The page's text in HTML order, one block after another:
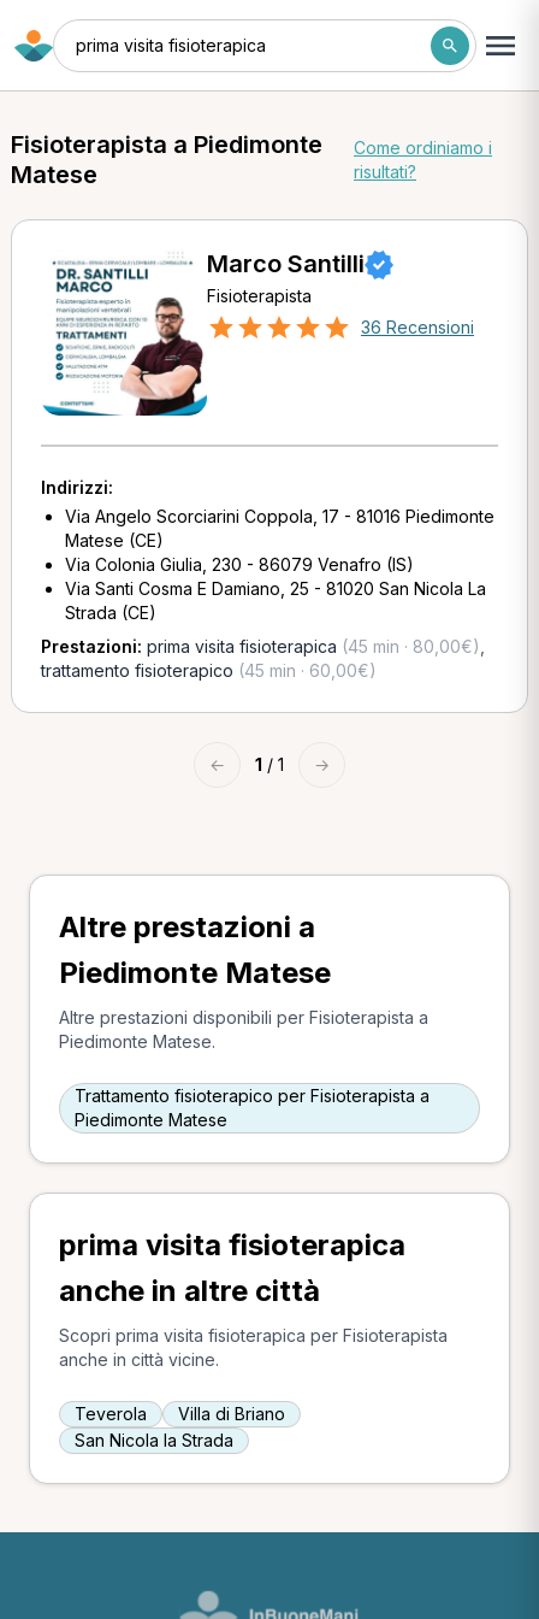
prima visita fisioterapica
Fisioterapista a Piedimonte
Matese
Come ordiniamo i
risultati?
Marco Santilli
Fisioterapista
36 Recensioni
Indirizzi:
Via Angelo Scorciarini Coppola, 17 - 81016 Piedimonte
Matese (CE)
Via Colonia Giulia, 230 - 86079 Venafro (IS)
Via Santi Cosma E Damiano, 25 - 81020 San Nicola La
Strada (CE)
Prestazioni: prima visita fisioterapica (45 min · 80,00€)
trattamento fisioterapico (45 min · 60,00€)
← 1 / 1 →
Altre prestazioni a
Piedimonte Matese
Altre prestazioni disponibili per Fisioterapista a
Piedimonte Matese.
Trattamento fisioterapico per Fisioterapista a
Piedimonte Matese
prima visita fisioterapica
anche in altre città
Scopri prima visita fisioterapica per Fisioterapista
anche in città vicine.
Teverola
Villa di Briano
San Nicola la Strada